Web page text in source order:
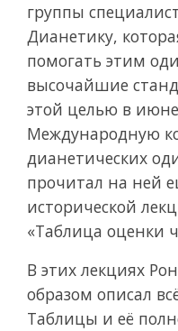
группы
Дианетику,
помогать этим
высочайшие
этой целью в
Международную
дианетических
прочитал на ней
исторической
«Таблица оценки
В этих лекциях
образом описал
Таблицы и её